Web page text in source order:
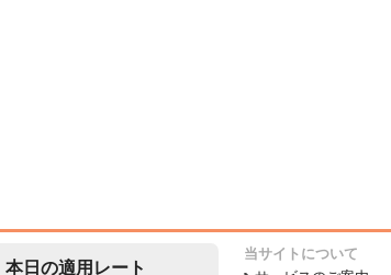
本日の適用レート
当サイトについて